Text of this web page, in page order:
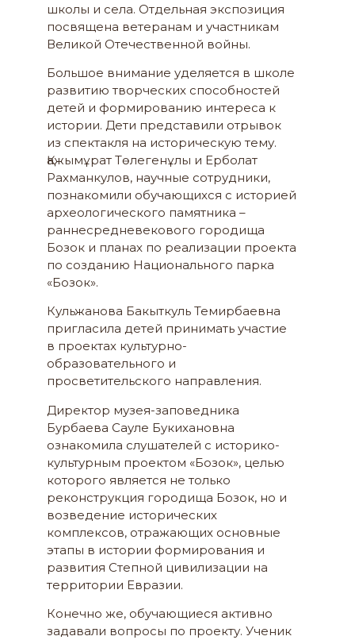
школы и села. Отдельная экспозиция
посвящена ветеранам и участникам
Великой Отечественной войны.
Большое внимание уделяется в школе
развитию творческих способностей
детей и формированию интереса к
истории. Дети представили отрывок
из спектакля на историческую тему.
Қажымұрат Төлегенұлы и Ерболат
Рахманкулов, научные сотрудники,
познакомили обучающихся с историей
археологического памятника –
раннесредневекового городища
Бозок и планах по реализации проекта
по созданию Национального парка
«Бозок».
Кульжанова Бакыткуль Темирбаевна
пригласила детей принимать участие
в проектах культурно-
образовательного и
просветительского направления.
Директор музея-заповедника
Бурбаева Сауле Букихановна
ознакомила слушателей с историко-
культурным проектом «Бозок», целью
которого является не только
реконструкция городища Бозок, но и
возведение исторических
комплексов, отражающих основные
этапы в истории формирования и
развития Степной цивилизации на
территории Евразии.
Конечно же, обучающиеся активно
задавали вопросы по проекту. Ученик